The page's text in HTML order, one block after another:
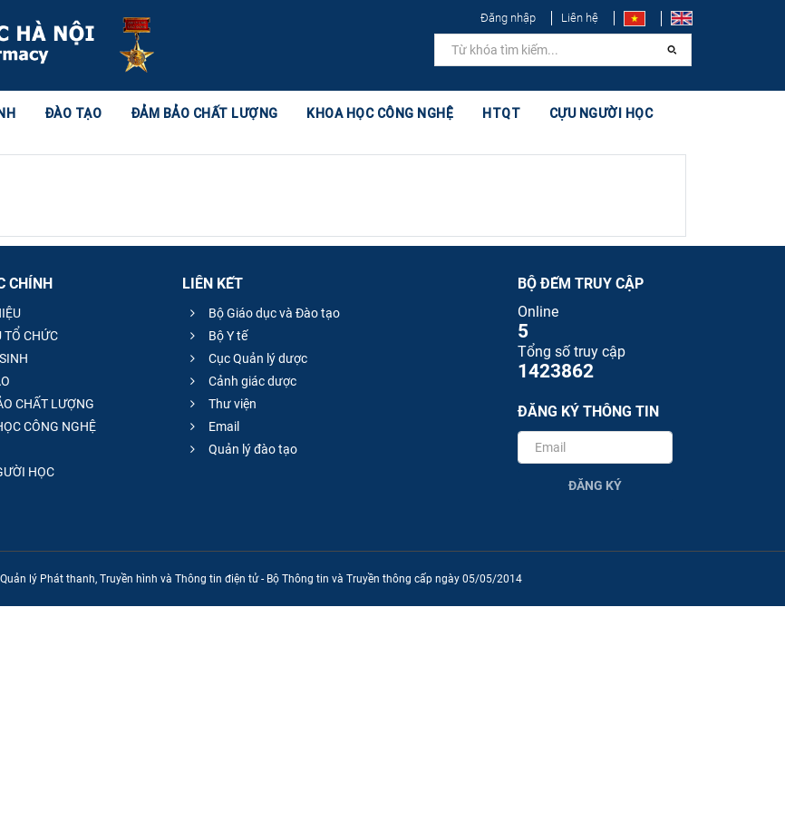
Đăng nhập Liên hệ
ĐÀO TẠO ĐẢM BẢO CHẤT LƯỢNG KHOA HỌC CÔNG NGHỆ HTQT CỰU NGƯỜI HỌC
CHÍNH
TỔ CHỨC
CHẤT LƯỢNG
CÔNG NGHỆ
HỌC
LIÊN KẾT
Bộ Giáo dục và Đào tạo
Bộ Y tế
Cục Quản lý dược
Cảnh giác dược
Thư viện
Email
Quản lý đào tạo
BỘ ĐẾM TRUY CẬP
Online
5
Tổng số truy cập
1423862
ĐĂNG KÝ THÔNG TIN
ĐĂNG KÝ
lý Phát thanh, Truyền hình và Thông tin điện tử - Bộ Thông tin và Truyền thông cấp ngày 05/05/2014